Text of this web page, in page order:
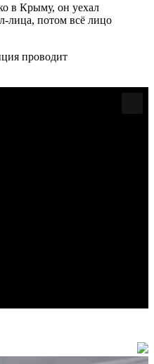
в Крыму, он уехал
лица, потом всё лицо
проводит